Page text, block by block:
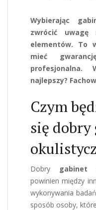
Wybierając
zwrócić uwagę
elementów. To
mieć
najlepszy?
Czym
się
Dobry
gabinet
powinien między
wykonywania
sposób osoby,